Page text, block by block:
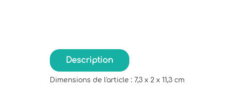
Description
Dimensions de l'article : 7,3 x 2 x 11,3 cm